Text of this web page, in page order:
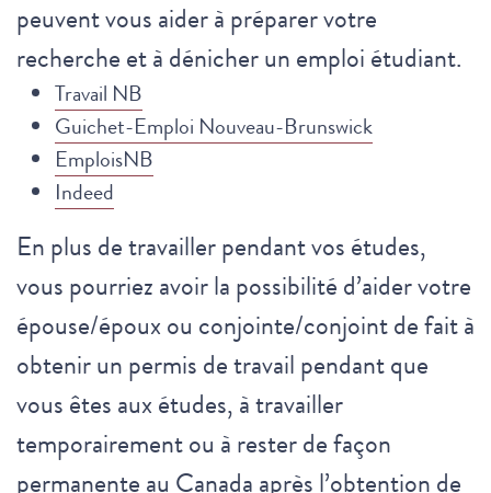
peuvent vous aider à préparer votre
recherche et à dénicher un emploi étudiant.
Travail NB
Guichet-Emploi Nouveau-Brunswick
EmploisNB
Indeed
En plus de travailler pendant vos études,
vous pourriez avoir la possibilité d’aider votre
épouse/époux ou conjointe/conjoint de fait à
obtenir un permis de travail pendant que
vous êtes aux études, à travailler
temporairement ou à rester de façon
permanente au Canada après l’obtention de